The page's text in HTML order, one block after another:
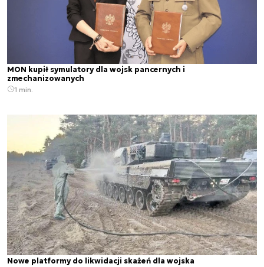
MON kupił symulatory dla wojsk pancernych i
zmechanizowanych
1 min.
Nowe platformy do likwidacji skażeń dla wojska